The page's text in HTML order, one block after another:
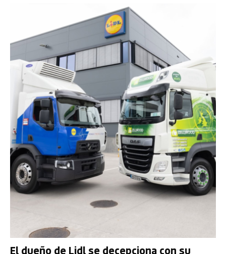
El dueño de Lidl se decepciona con su